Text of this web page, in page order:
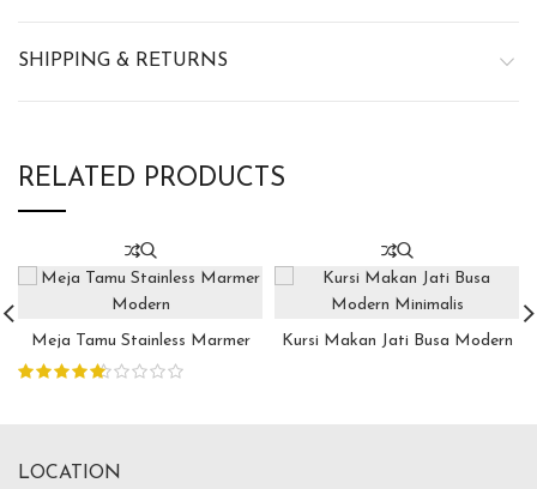
SHIPPING & RETURNS
RELATED PRODUCTS
Meja Tamu Stainless Marmer
Modern
Kursi Makan Jati Busa Modern
LOCATION